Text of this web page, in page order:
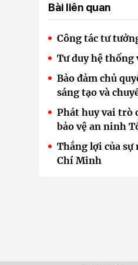
Bài liên quan
Công tác tư
Tư duy hệ thống
Bảo đảm chủ
sáng tạo và
Phát huy vai trò
bảo vệ an ninh
Thắng lợi của
Chí Minh